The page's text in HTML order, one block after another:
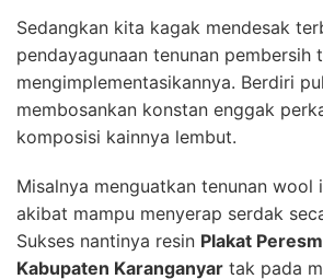
Sedangkan kita kagak mendesak
pendayagunaan tenunan pembersih
mengimplementasikannya. Berdiri
membosankan konstan enggak
komposisi kainnya lembut.
Misalnya menguatkan tenunan wool
akibat mampu menyerap serdak
Sukses nantinya resin Plakat
Kabupaten Karanganyar tak pada